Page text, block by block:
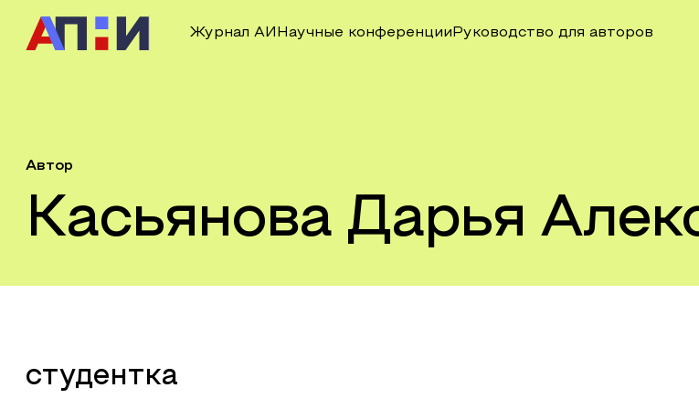
Журнал АИ Научные конференции Руководство для авторов
Автор
Касьянова Дарья
студентка